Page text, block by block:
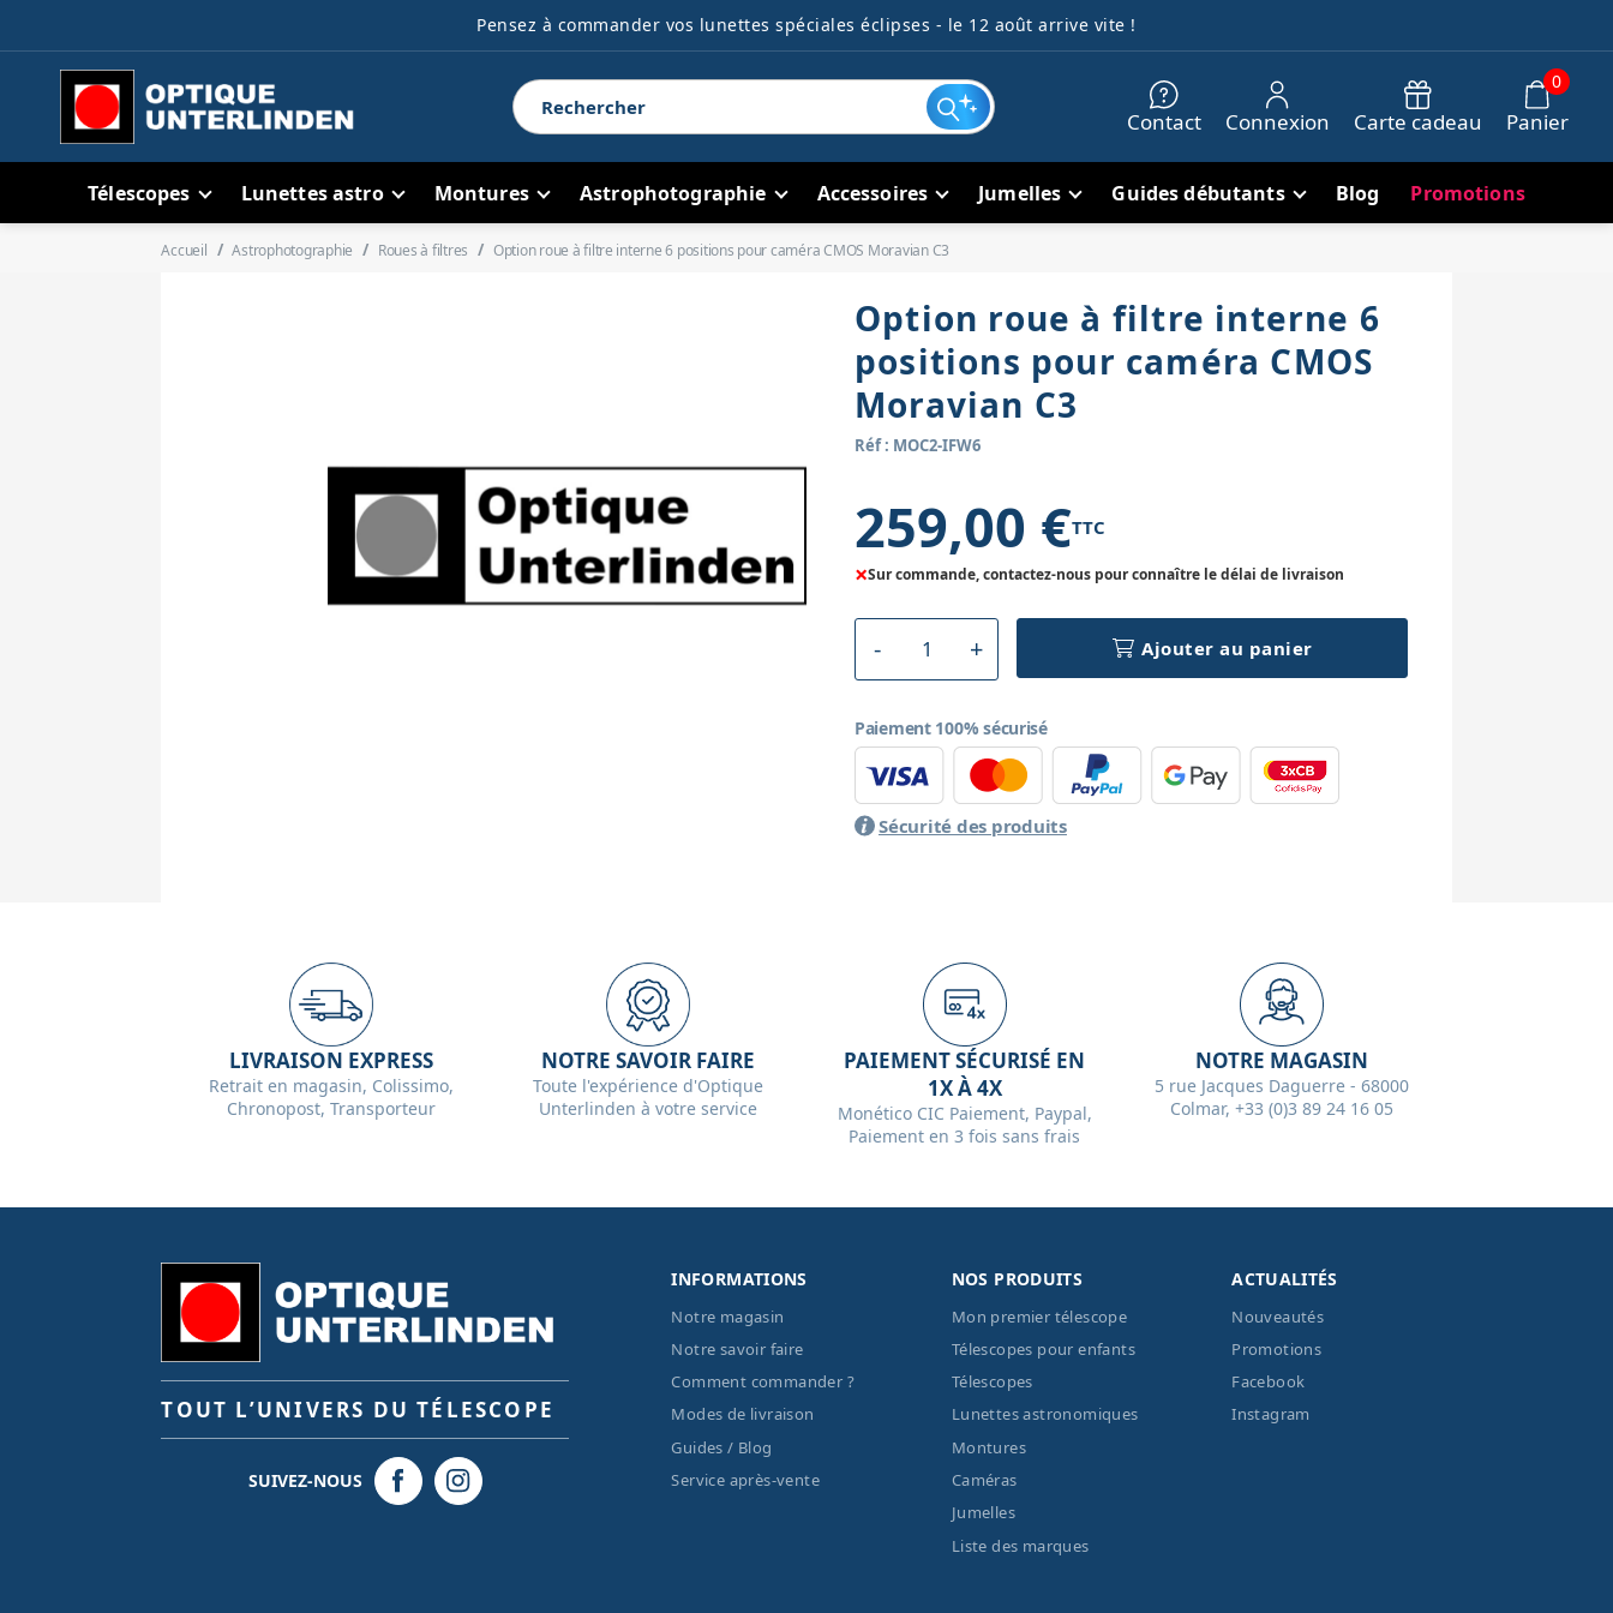
Pensez à commander vos lunettes spéciales éclipses - le 12 août arrive vite !
Contact Connexion Carte cadeau Panier
0
Télescopes Lunettes astro Montures Astrophotographie Accessoires Jumelles Guides débutants Blog Promotions
Accueil Astrophotographie Roues à filtres Option roue à filtre interne 6 positions pour caméra CMOS Moravian C3
Option roue à filtre interne 6
positions pour caméra CMOS
Moravian C3
Réf : MOC2-IFW6
259,00 €TTC
×Sur commande, contactez-nous pour connaître le délai de livraison
Ajouter au panier
Paiement 100% sécurisé
Sécurité des produits
LIVRAISON EXPRESS
Retrait en magasin, Colissimo,
Chronopost, Transporteur
NOTRE SAVOIR FAIRE
Toute l'expérience d'Optique
Unterlinden à votre service
PAIEMENT SÉCURISÉ EN
1X À 4X
Monético CIC Paiement, Paypal,
Paiement en 3 fois sans frais
NOTRE MAGASIN
5 rue Jacques Daguerre - 68000
Colmar, +33 (0)3 89 24 16 05
TOUT L’UNIVERS DU TÉLESCOPE
SUIVEZ-NOUS
INFORMATIONS
Notre magasin
Notre savoir faire
Comment commander ?
Modes de livraison
Guides / Blog
Service après-vente
NOS PRODUITS
Mon premier télescope
Télescopes pour enfants
Télescopes
Lunettes astronomiques
Montures
Caméras
Jumelles
Liste des marques
ACTUALITÉS
Nouveautés
Promotions
Facebook
Instagram